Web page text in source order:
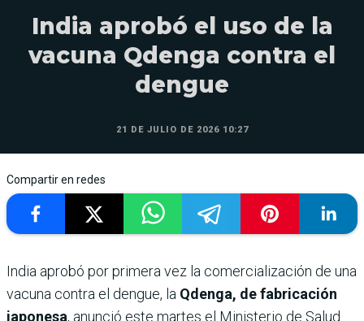
India aprobó el uso de la
vacuna Qdenga contra el
dengue
21 DE JULIO DE 2026 10:27
Compartir en redes
India aprobó por primera vez la comercialización de una
vacuna contra el dengue, la Qdenga, de fabricación
japonesa, anunció este martes el Ministerio de Salud.